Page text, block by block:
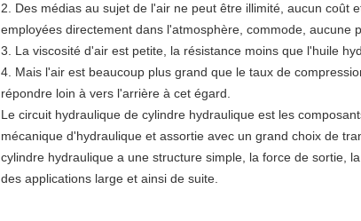
2. Des médias au sujet de l'air ne peut être illimité, aucun coût
employées directement dans l'atmosphère, commode, aucune
3. La viscosité d'air est petite, la résistance moins que l'huile
4. Mais l'air est beaucoup plus grand que le taux de
répondre loin à vers l'arrière à cet égard.
Le circuit hydraulique de cylindre hydraulique est les
mécanique d'hydraulique et assortie avec un grand choix de
cylindre hydraulique a une structure simple, la force de sortie,
des applications large et ainsi de suite.